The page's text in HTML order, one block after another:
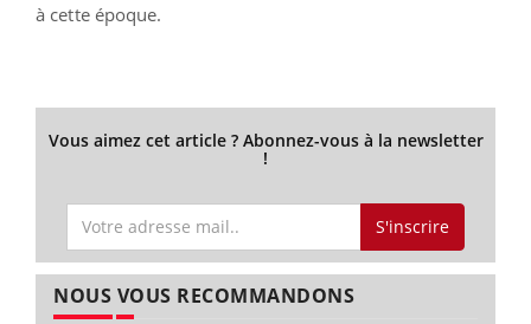
à cette époque.
Vous aimez cet article ? Abonnez-vous à la newsletter
!
S'inscrire
NOUS VOUS RECOMMANDONS